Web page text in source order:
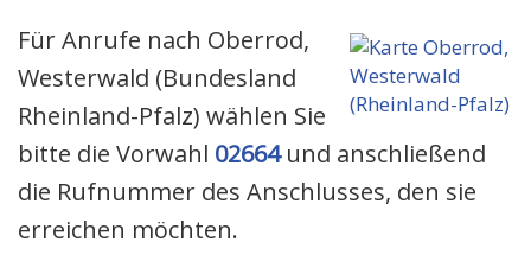
Für Anrufe nach Oberrod,
Westerwald (Bundesland
Rheinland-Pfalz) wählen Sie
bitte die Vorwahl 02664und anschließend
die Rufnummer des Anschlusses, den sie
erreichen möchten.